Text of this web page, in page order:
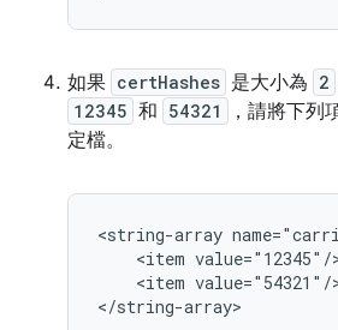
如果 certHashes 是大小為 2
12345 和 54321
，請將下列
定檔。
<string-array
<item value="12345"/
<item value="54321"/
</string-array>